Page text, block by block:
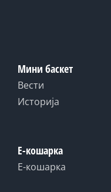
Мини баскет
Вести
Историја
Е-кошарка
Е-кошарка